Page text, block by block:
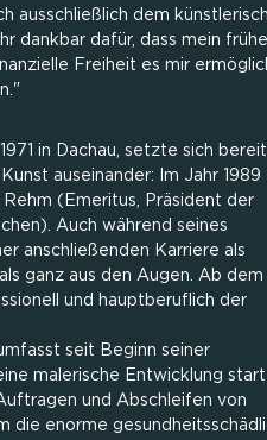
ausschließlich dem
dankbar dafür, dass mein
Freiheit es mir
in Dachau, setzte sich
auseinander: Im Jahr 1989
(Emeritus, Präsident der
Auch während seines
anschließenden Karriere als
ganz aus den Augen. Ab dem
und hauptberuflich der
seit Beginn seiner
malerische Entwicklung
und Abschleifen von
die enorme